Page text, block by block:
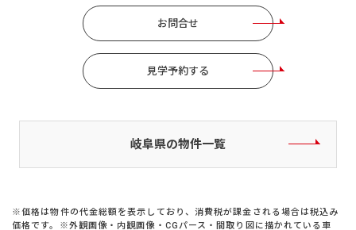
お問合せ
見学予約する
岐阜県の物件一覧
※価格は物件の代金総額を表示しており、消費税が課金される場合は税込み
価格です。※外観画像・内観画像・CGパース・間取り図に描かれている車